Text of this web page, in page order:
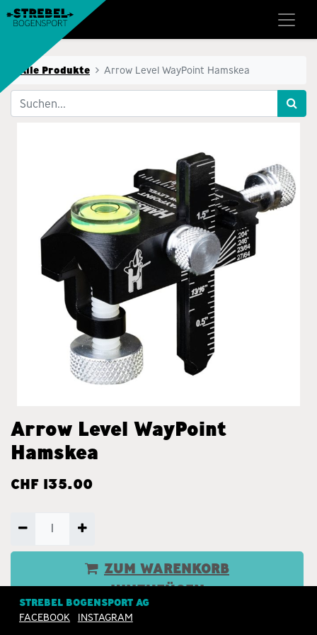
Alle Produkte Arrow Level WayPoint Hamskea
Arrow Level WayPoint
Hamskea
CHF 135.00
ZUM WARENKORB
HINZUFÜGEN
JETZT KAUFEN
STREBEL BOGENSPORT AG
FACEBOOK
INSTAGRAM